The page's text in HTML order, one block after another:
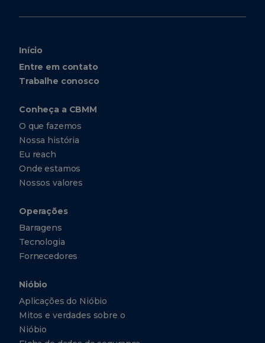
Início
Entre em contato
Trabalhe conosco
Conheça a CBMM
O que fazemos
Nossa história
Eu reach
Onde estamos
Nossos valores
Operações
Barragens
Tecnologia
Fornecedores
Nióbio
Aplicações do Nióbio
Mitos e verdades sobre o
Nióbio